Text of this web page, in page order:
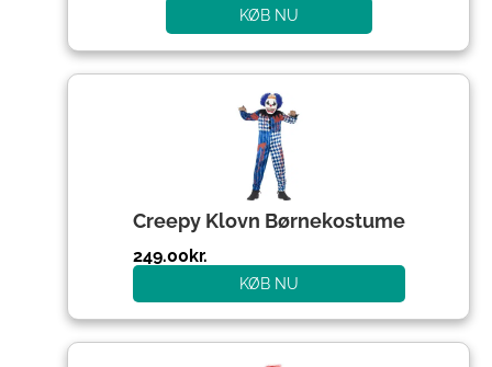
KØB NU
Creepy Klovn Børnekostume
249.00kr.
KØB NU